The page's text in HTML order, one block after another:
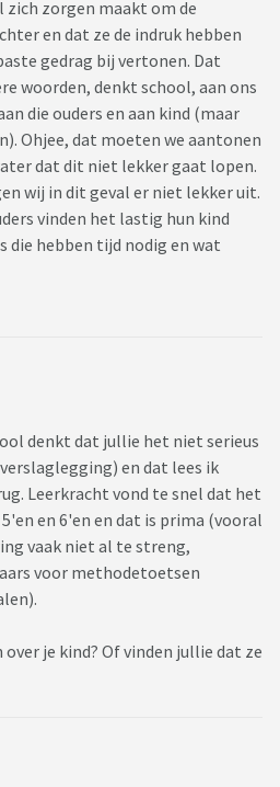
zorgen maakt om de
en dat ze de indruk hebben
gedrag bij vertonen. Dat
woorden, denkt school, aan ons
die ouders en aan kind (maar
Ohjee, dat moeten we aantonen
dat dit niet lekker gaat lopen.
wij in dit geval er niet lekker uit.
vinden het lastig hun kind
die hebben tijd nodig en wat
denkt dat jullie het niet serieus
en dat lees ik
Leerkracht vond te snel dat het
en 6'en en dat is prima (vooral
vaak niet al te streng,
voor methodetoetsen
je kind? Of vinden jullie dat ze